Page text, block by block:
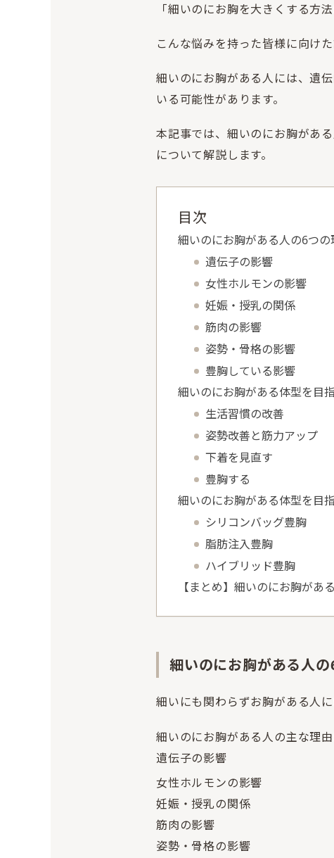
「細いのにお胸を大きくする方
こんな悩みを持った皆様に向けた
細いのにお胸がある人には、遺
いる可能性があります。
本記事では、細いのにお胸があ
について解説します。
目次
細いのにお胸がある人の6つの
遺伝子の影響
女性ホルモンの影響
妊娠・授乳の関係
筋肉の影響
姿勢・骨格の影響
豊胸している影響
細いのにお胸がある体型を目
生活習慣の改善
姿勢改善と筋力アップ
下着を見直す
豊胸する
細いのにお胸がある体型を目
シリコンバッグ豊胸
脂肪注入豊胸
ハイブリッド豊胸
【まとめ】細いのにお胸が
細いのにお胸がある人の
細いにも関わらずお胸がある人
細いのにお胸がある人の主な理由
遺伝子の影響
女性ホルモンの影響
妊娠・授乳の関係
筋肉の影響
姿勢・骨格の影響